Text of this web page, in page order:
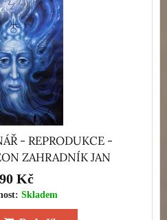
- REPRODUKCE -
ZAHRADNÍK JAN
Kč
Skladem